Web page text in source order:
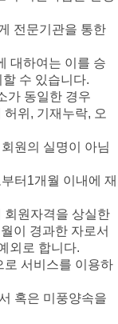
전문기관을 통한
대하여는 이를 승
수 있습니다.
가 동일한 경우
위, 기재누락, 오
원의 실명이 아님
터1개월 이내에 재
회원자격을 상실한
이 경과한 자로서
외로 합니다.
로 서비스를 이용하
혹은 미풍양속을